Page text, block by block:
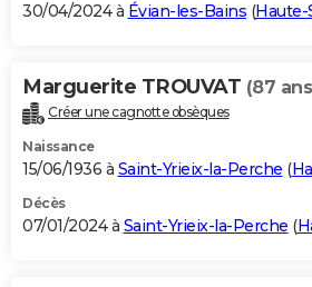
30/04/2024 à Évian-les-Bains (Haute-
Marguerite TROUVAT (87
Créer une cagnotte obsèques
Naissance
15/06/1936 à Saint-Yrieix-la-Perche (
Décès
07/01/2024 à Saint-Yrieix-la-Perche (